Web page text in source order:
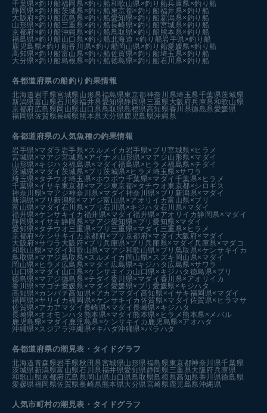
千葉県×釣り船福岡県×釣り船和歌山県×釣り船兵庫県×釣り船
静岡県×釣り船茨城県×釣り船 東京都×釣り船福井県×釣り船
大阪府×釣り船 広島県×釣り船愛知県×釣り船 新潟県×釣り船
山形県×釣り船 三重県×釣り船長崎県×釣り船宮城県×釣り船
京都府×釣り船沖縄県×釣り船 鳥取県×釣り船 熊本県×釣り船
福島県×釣り船 山口県×釣り船北海道 ×釣り船岩手県×釣り船
鹿児島県×釣り船香川県×釣り船岡山県×釣り船愛媛県×釣り船
高知県×釣り船富山県×釣り船佐賀県×釣り船埼玉県×釣り船
大分県×釣り船島根県×釣り船徳島県×釣り船石川県×釣り船
各都道府県の船釣り釣果情報
北海道 岩手県宮城県 山形県福島県東京都神奈川県埼玉県千葉県茨城県
新潟県富山県石川県福井県愛知県静岡県 三重県 大阪府兵庫県和歌山県
京都府広島県岡山県 山口県 鳥取県島根県高知県香川県徳島県愛媛県
福岡県佐賀県長崎県 熊本県 大分県 鹿児島県沖縄県
各都道府県の人気魚種の釣果情報
岩手県×マダラ 岩手県×スルメイカ 岩手県×ブリ宮城県×ヒラメ
宮城県×マアジ宮城県×アイナメ 山形県×マアジ山形県×マダイ
山形県×キジハタ福島県×マダイ福島県×ヒラメ福島県×チダイ
茨城県×マダイ 茨城県×ブリ茨城県×ヒラメ埼玉県×サワラ
埼玉県×タチウオ埼玉県×ホウボウ 千葉県×マダイ 千葉県×ヒラメ
千葉県×イサキ 東京都×マアジ 東京都×タチウオ東京都×シロギス
神奈川県×マアジ神奈川県×マダイ 神奈川県×ブリ 新潟県×マダイ
新潟県×ブリ 新潟県×マアジ富山県×アオリイカ富山県×ブリ
富山県×マダイ 石川県×ブリ石川県×キジハタ 石川県×マダイ
福井県×ケンサキイカ 福井県×マダイ福井県×アオリイカ静岡県×マダイ
静岡県×イサキ静岡県×マアジ愛知県×ブリ愛知県×マダイ
愛知県×タチウオ三重県×ブリ 三重県×マダイ 三重県×ヒラメ
京都府×ケンサキイカ 京都府×ブリ 京都府×マダイ 大阪府×マダイ
大阪府×サワラ 大阪府×ブリ兵庫県×ブリ兵庫県×マダイ兵庫県×マダコ
和歌山県×マダイ和歌山県×マアジ和歌山県×ブリ 鳥取県×ケンサキイカ
鳥取県×マアジ 鳥取県×スルメイカ 岡山県×スズキ 岡山県×マダイ
岡山県×ヒラメ 広島県×マダイ 広島県×キジハタ 広島県×サワラ
山口県×マダイ 山口県×ケンサキイカ 山口県×キジハタ 徳島県×ブリ
徳島県×マアジ徳島県×チダイ 香川県×マダイ 香川県×アオリイカ
香川県×マゴチ愛媛県×マダイ 愛媛県×ブリ愛媛県×キジハタ
高知県×カンパチ高知県×アカアマダイ 高知県×イサキ福岡県×マダイ
福岡県×ヤリイカ福岡県×ケンサキイカ 佐賀県×マダイ 佐賀県×ヒラマサ
佐賀県×アカアマダイ 長崎県×マダイ長崎県×キジハタ
長崎県×オオモンハタ 熊本県×マダイ 熊本県×ヒラメ 熊本県×メバル
鹿児島県×マダイ 鹿児島県×ケンサキイカ 鹿児島県×アオハタ
沖縄県×スジアラ沖縄県×キハダ沖縄県×バラハタ
各都道府県の潮見表 ・タイドグラフ
北海道青森県岩手県秋田県宮城県山形県福島県 東京都神奈川県千葉県
茨城県 新潟県富山県石川県福井県愛知県静岡県 三重県大阪府兵庫県
和歌山県京都府広島県 岡山県山口県 鳥取県島根県高知県香川県徳島県
愛媛県福岡県佐賀県長崎県 熊本県大分県宮崎県 鹿児島県沖縄県
人気市町村の潮見表・タイドグラフ